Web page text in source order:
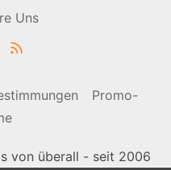
Uns
Promo-
von überall - seit 2006